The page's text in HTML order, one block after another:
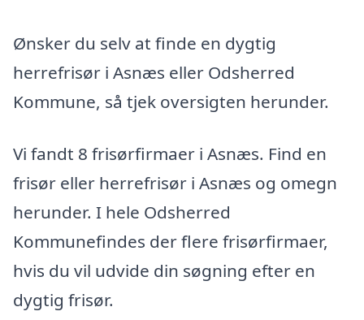
Ønsker du selv at finde en dygtig
herrefrisør i Asnæs eller Odsherred
Kommune, så tjek oversigten herunder.
Vi fandt 8 frisørfirmaer i Asnæs. Find en
frisør eller herrefrisør i Asnæs og omegn
herunder. I hele Odsherred
Kommunefindes der flere frisørfirmaer,
hvis du vil udvide din søgning efter en
dygtig frisør.